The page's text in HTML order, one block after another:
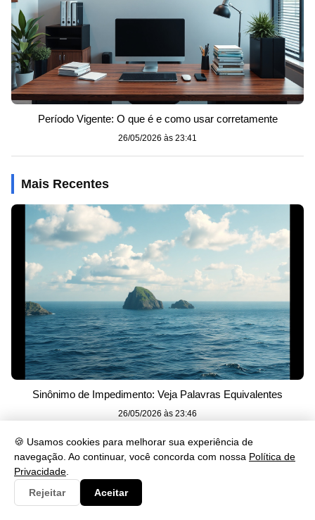
🍪 Usamos cookies para melhorar sua experiência de
navegação. Ao continuar, você concorda com nossa Política de
Privacidade
Rejeitar
Aceitar
Período Vigente: O que é e como usar corretamente
26/05/2026 às 23:41
Mais Recentes
Sinônimo de Impedimento: Veja Palavras Equivalentes
26/05/2026 às 23:46